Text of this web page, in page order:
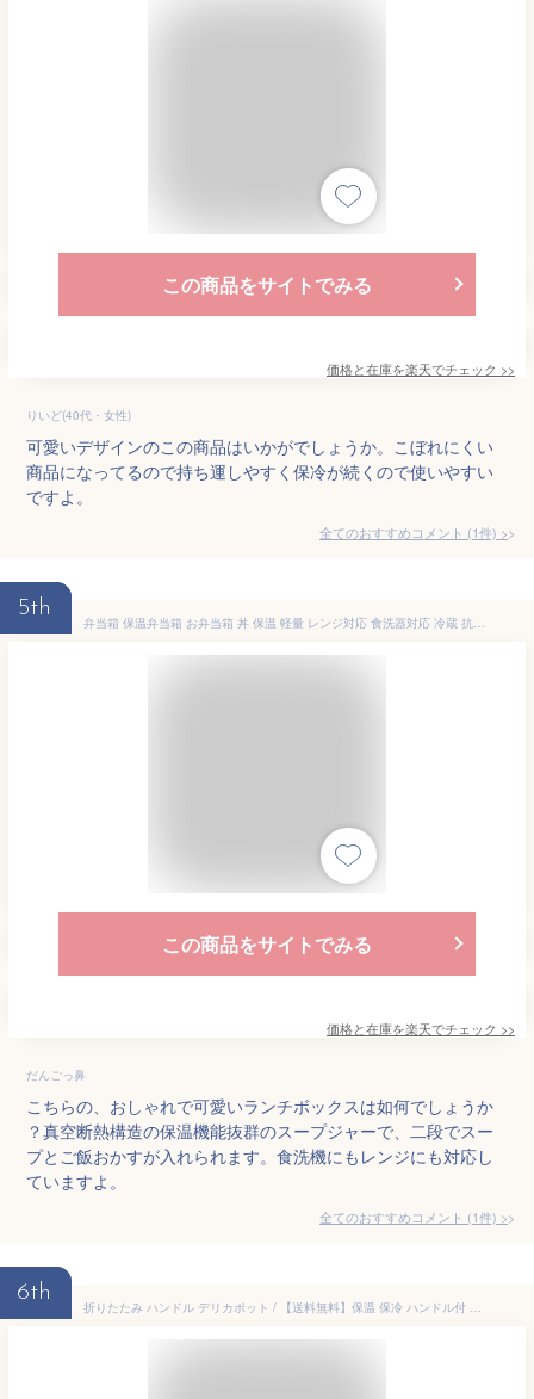
この商品をサイトでみる
価格と在庫を楽天でチェック >>
りいど(40代・女性)
可愛いデザインのこの商品はいかがでしょうか。こぼれにくい
商品になってるので持ち運しやすく保冷が続くので使いやすい
ですよ。
全てのおすすめコメント (1件) >
5th
弁当箱 保温弁当箱 お弁当箱 丼 保温 軽量 レンジ対応 食洗器対応 冷蔵 抗菌 2段 ランチボックス ランチジャー 女子 男子 女性 男性 おしゃれ 入園入学 新生活 新色 あったか かわいい 丼ぶり 真空断熱構造 スープ 【 アスベル ASVEL カフェ丼 保温弁当箱 HLB-CD500 】
この商品をサイトでみる
価格と在庫を楽天でチェック >>
だんごっ鼻
こちらの、おしゃれで可愛いランチボックスは如何でしょうか
？真空断熱構造の保温機能抜群のスープジャーで、二段でスー
プとご飯おかすが入れられます。食洗機にもレンジにも対応し
ていますよ。
全てのおすすめコメント (1件) >
6th
折りたたみ ハンドル デリカポット / 【送料無料】保温 保冷 ハンドル付 軽量 スープポット スープジャー スープボトル フードジャー ランチジャー ジャー ランチ 弁当 弁当箱 真空断熱 コンパクト ステンレス くすみカラー スケーター